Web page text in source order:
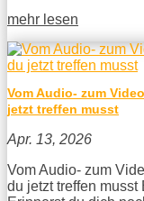
mehr lesen
Vom Audio- zum
jetzt treffen musst
Apr. 13, 2026
Vom Audio- zum
du jetzt treffen